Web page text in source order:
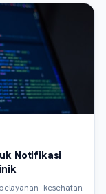
Notifikasi
kesehatan.